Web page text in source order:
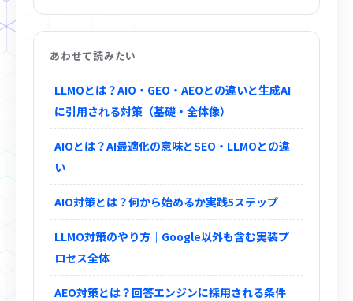
あわせて読みたい
LLMOとは？AIO・GEO・AEOとの違いと生成AI
に引用される対策（基礎・全体像）
AIOとは？AI最適化の意味とSEO・LLMOとの違
い
AIO対策とは？何から始めるか実践5ステップ
LLMO対策のやり方｜Google以外も含む実装プ
ロセス全体
AEO対策とは？回答エンジンに採用される条件